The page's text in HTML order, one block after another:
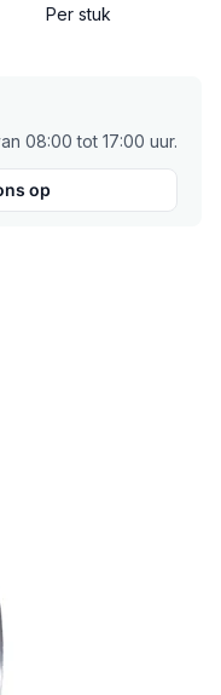
Per stuk
08:00 tot 17:00 uur.
op